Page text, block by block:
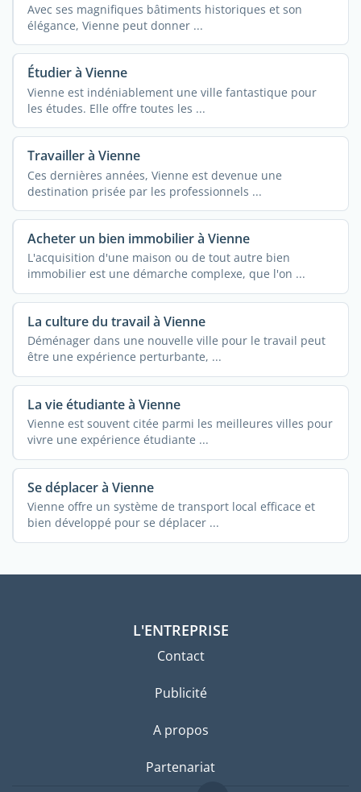
Avec ses magnifiques bâtiments historiques et son
élégance, Vienne peut donner ...
Étudier à Vienne
Vienne est indéniablement une ville fantastique pour
les études. Elle offre toutes les ...
Travailler à Vienne
Ces dernières années, Vienne est devenue une
destination prisée par les professionnels ...
Acheter un bien immobilier à Vienne
L'acquisition d'une maison ou de tout autre bien
immobilier est une démarche complexe, que l'on ...
La culture du travail à Vienne
Déménager dans une nouvelle ville pour le travail peut
être une expérience perturbante, ...
La vie étudiante à Vienne
Vienne est souvent citée parmi les meilleures villes pour
vivre une expérience étudiante ...
Se déplacer à Vienne
Vienne offre un système de transport local efficace et
bien développé pour se déplacer ...
L'ENTREPRISE
Contact
Publicité
A propos
Partenariat